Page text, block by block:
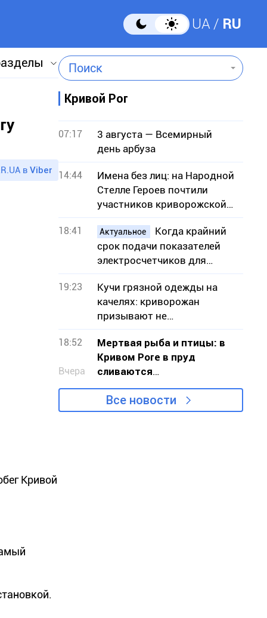
UA RU
Поиск
в Viber
Кривой
Кривой Рог
07:17
3 августа — Всемирный
день арбуза
14:44
Имена без лиц: на Народной
Стелле Героев почтили
участников криворожской
ячейки ОУН
18:41 Актуальное
Когда крайний
срок подачи показателей
электросчетчиков для
криворожан
19:23
Кучи грязной одежды на
качелях: криворожан
призывают не
загромождать детские
площадки
18:52
Вчера
Мертвая рыба и птицы: в
Кривом Роге в пруд
сливаются
канализационные стоки
Все новости